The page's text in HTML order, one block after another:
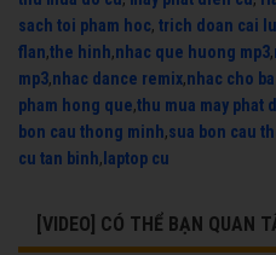
sach toi pham hoc, trich doan cai
flan,the hinh,nhac que huong mp3,
mp3,nhac dance remix,nhac cho
pham hong que,thu mua may phat
bon cau thong minh,sua bon cau
cu tan binh, laptop cu
[VIDEO] CÓ THỂ BẠN QUAN